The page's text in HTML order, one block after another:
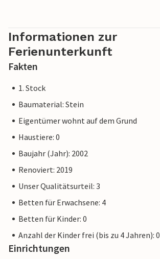
Informationen zur
Ferienunterkunft
Fakten
1. Stock
Baumaterial: Stein
Eigentümer wohnt auf dem Grund
Haustiere: 0
Baujahr (Jahr): 2002
Renoviert: 2019
Unser Qualitätsurteil: 3
Betten für Erwachsene: 4
Betten für Kinder: 0
Anzahl der Kinder frei (bis zu 4 Jahren): 0
Einrichtungen